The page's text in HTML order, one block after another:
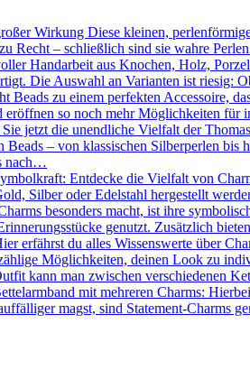
Wirkung Diese kleinen,
Recht – schließlich sind sie wahre
Handarbeit aus Knochen, Holz,
Die Auswahl an Varianten ist riesig:
Beads zu einem perfekten Accessoire,
so noch mehr Möglichkeiten für
jetzt die unendliche Vielfalt der
– von klassischen Silberperlen
nach…
Entdecke die Vielfalt von
Silber oder Edelstahl hergestellt
besonders macht, ist ihre
genutzt. Zusätzlich
erfährst du alles Wissenswerte über
Möglichkeiten, deinen Look zu
kann man zwischen verschiedenen
mit mehreren Charms:
magst, sind Statement-Charms